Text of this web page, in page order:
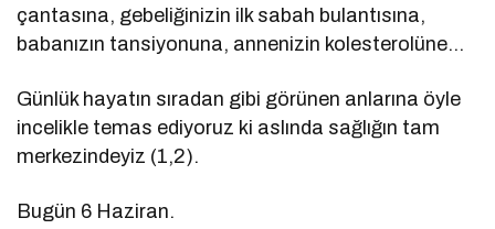
çantasına, gebeliğinizin ilk sabah bulantısına,
babanızın tansiyonuna, annenizin kolesterolüne…
Günlük hayatın sıradan gibi görünen anlarına öyle
incelikle temas ediyoruz ki aslında sağlığın tam
merkezindeyiz (1,2).
Bugün 6 Haziran.